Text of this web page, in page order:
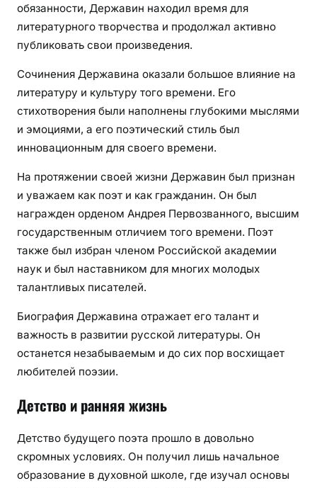
обязанности, Державин находил время для
литературного творчества и продолжал активно
публиковать свои произведения.
Сочинения Державина оказали большое влияние на
литературу и культуру того времени. Его
стихотворения были наполнены глубокими мыслями
и эмоциями, а его поэтический стиль был
инновационным для своего времени.
На протяжении своей жизни Державин был признан
и уважаем как поэт и как гражданин. Он был
награжден орденом Андрея Первозванного, высшим
государственным отличием того времени. Поэт
также был избран членом Российской академии
наук и был наставником для многих молодых
талантливых писателей.
Биография Державина отражает его талант и
важность в развитии русской литературы. Он
останется незабываемым и до сих пор восхищает
любителей поэзии.
Детство и ранняя жизнь
Детство будущего поэта прошло в довольно
скромных условиях. Он получил лишь начальное
образование в духовной школе, где изучал основы